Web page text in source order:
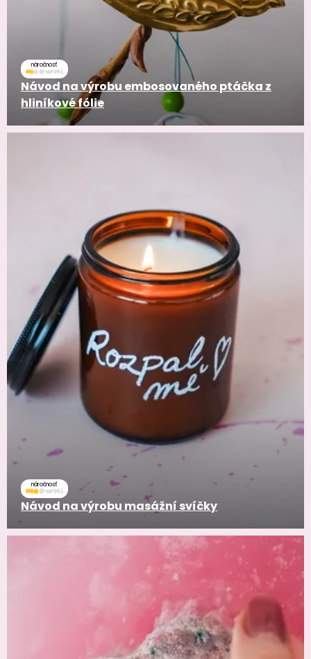
náročnosť
Návod na výrobu embosovaného ptáčka z
hliníkové fólie
náročnosť
Návod na výrobu masážní svíčky